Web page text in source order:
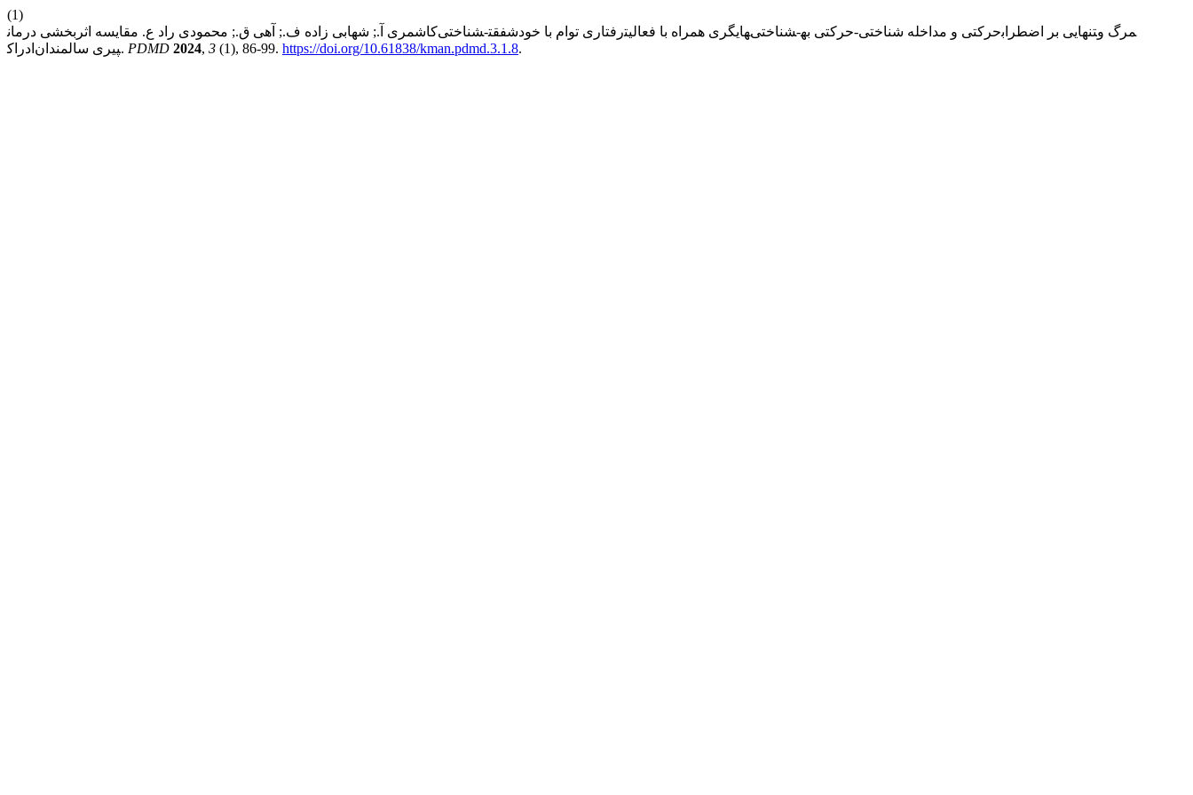
(1)
کاشمری آ.; شهابی زاده ف.; آهی ق.; محمودی راد ع. مقایسه اثربخشی درمان‎شناختی-‎رفتاری توام با خودشفقت‎گری همراه با فعالیت‎های‎شناختی‎-حرکتی و مداخله شناختی-حرکتی به‎تنهایی بر اضطراب‎مرگ و
ادراک‎پیری سالمندان. PDMD 2024, 3 (1), 86-99. https://doi.org/10.61838/kman.pdmd.3.1.8.